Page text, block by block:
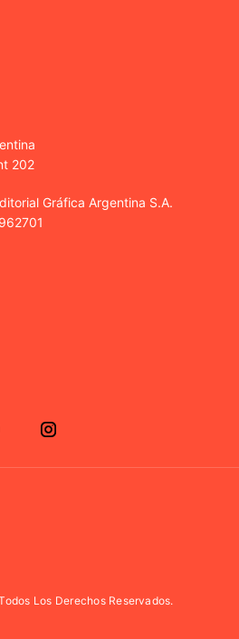
202
Gráfica Argentina S.A.
Los Derechos Reservados.